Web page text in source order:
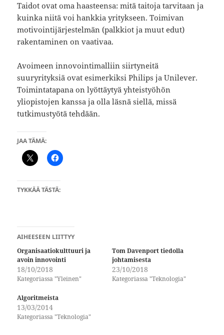
Taidot ovat oma haasteensa: mitä taitoja tarvitaan ja
kuinka niitä voi hankkia yritykseen. Toimivan
motivointijärjestelmän (palkkiot ja muut edut)
rakentaminen on vaativaa.
Avoimeen innovointimalliin siirtyneitä
suuryrityksiä ovat esimerkiksi Philips ja Unilever.
Toimintatapana on lyöttäytyä yhteistyöhön
yliopistojen kanssa ja olla läsnä siellä, missä
tutkimustyötä tehdään.
JAA TÄMÄ:
TYKKÄÄ TÄSTÄ:
AIHEESEEN LIITTYY
Organisaatiokulttuuri ja
avoin innovointi
18/10/2018
Kategoriassa "Yleinen"
Tom Davenport tiedolla
johtamisesta
23/10/2018
Kategoriassa "Teknologia"
Algoritmeista
13/03/2014
Kategoriassa "Teknologia"